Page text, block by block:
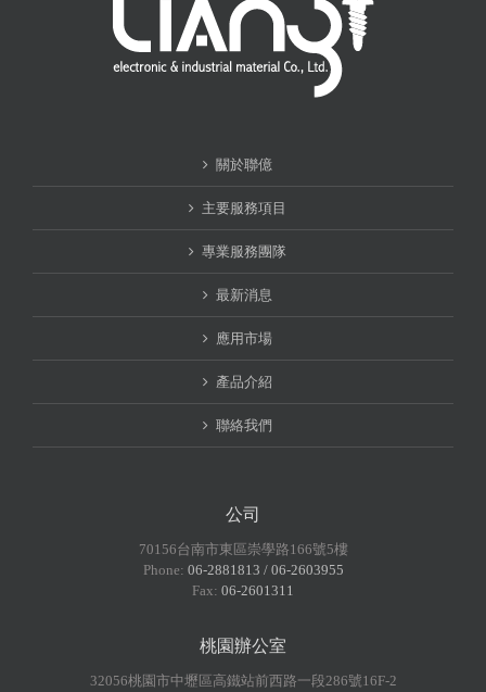
關於聯億
主要服務項目
專業服務團隊
最新消息
應用市場
產品介紹
聯絡我們
公司
70156台南市東區崇學路166號5樓
Phone: 06-2881813 / 06-2603955
Fax: 06-2601311
桃園辦公室
32056桃園市中壢區高鐵站前西路一段286號16F-2